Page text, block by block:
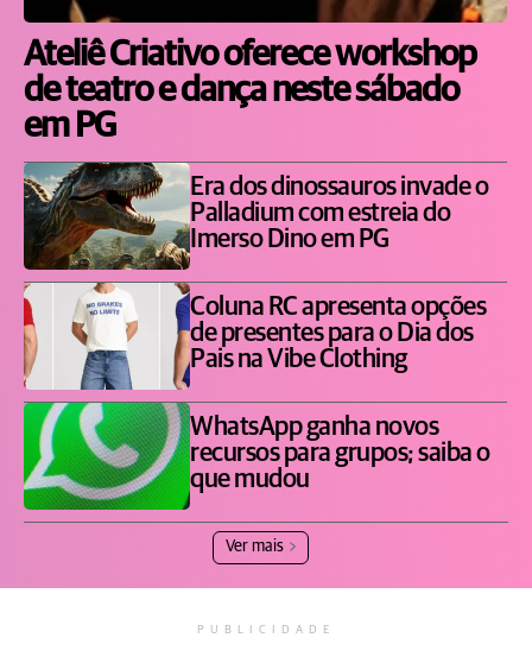
Ateliê Criativo oferece workshop
de teatro e dança neste sábado
em PG
Era dos dinossauros invade o
Palladium com estreia do
Imerso Dino em PG
Coluna RC apresenta opções
de presentes para o Dia dos
Pais na Vibe Clothing
WhatsApp ganha novos
recursos para grupos; saiba o
que mudou
Ver mais
PUBLICIDADE